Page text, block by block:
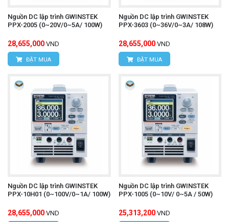
Nguồn DC lập trình GWINSTEK
PPX-2005 (0~20V/0~5A/ 100W)
28,655,000 VND
ĐẶT MUA
Nguồn DC lập trình GWINSTEK
PPX-3603 (0~36V/0~3A/ 108W)
28,655,000 VND
ĐẶT MUA
Nguồn DC lập trình GWINSTEK
PPX-10H01 (0~100V/0~1A/ 100W)
28,655,000 VND
Nguồn DC lập trình GWINSTEK
PPX-1005 (0~10V/ 0~5A / 50W)
25,313,200 VND